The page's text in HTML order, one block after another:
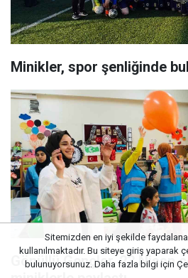
Minikler, spor şenliğinde
Gönüllü Gençler, 23 Nisan
Sitemizden en iyi şekilde
kullanılmaktadır. Bu siteye giriş yaparak
bulunuyorsunuz. Daha fazla bilgi için